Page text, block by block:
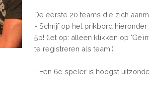
De eerste 20 teams die zich
- Schrijf op het prikbord
5p! (let op: alleen klikken op
te registreren als team!)
- Een 6e speler is hoogst